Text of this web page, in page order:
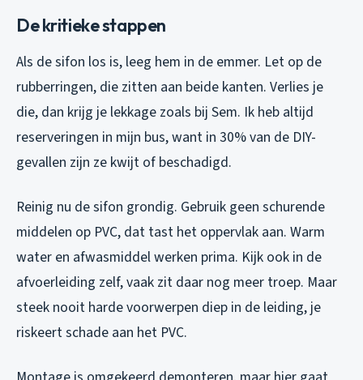
De kritieke stappen
Als de sifon los is, leeg hem in de emmer. Let op de
rubberringen, die zitten aan beide kanten. Verlies je
die, dan krijg je lekkage zoals bij Sem. Ik heb altijd
reserveringen in mijn bus, want in 30% van de DIY-
gevallen zijn ze kwijt of beschadigd.
Reinig nu de sifon grondig. Gebruik geen schurende
middelen op PVC, dat tast het oppervlak aan. Warm
water en afwasmiddel werken prima. Kijk ook in de
afvoerleiding zelf, vaak zit daar nog meer troep. Maar
steek nooit harde voorwerpen diep in de leiding, je
riskeert schade aan het PVC.